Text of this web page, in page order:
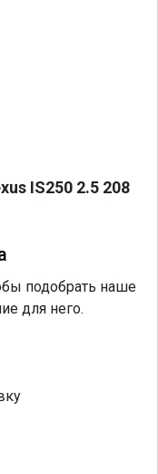
IS250 2.5 208
подобрать наше
для него.